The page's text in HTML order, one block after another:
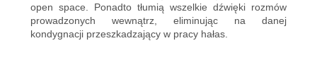
open space. Ponadto tłumią wszelkie dźwięki rozmów
prowadzonych wewnątrz, eliminując na danej
kondygnacji przeszkadzający w pracy hałas.